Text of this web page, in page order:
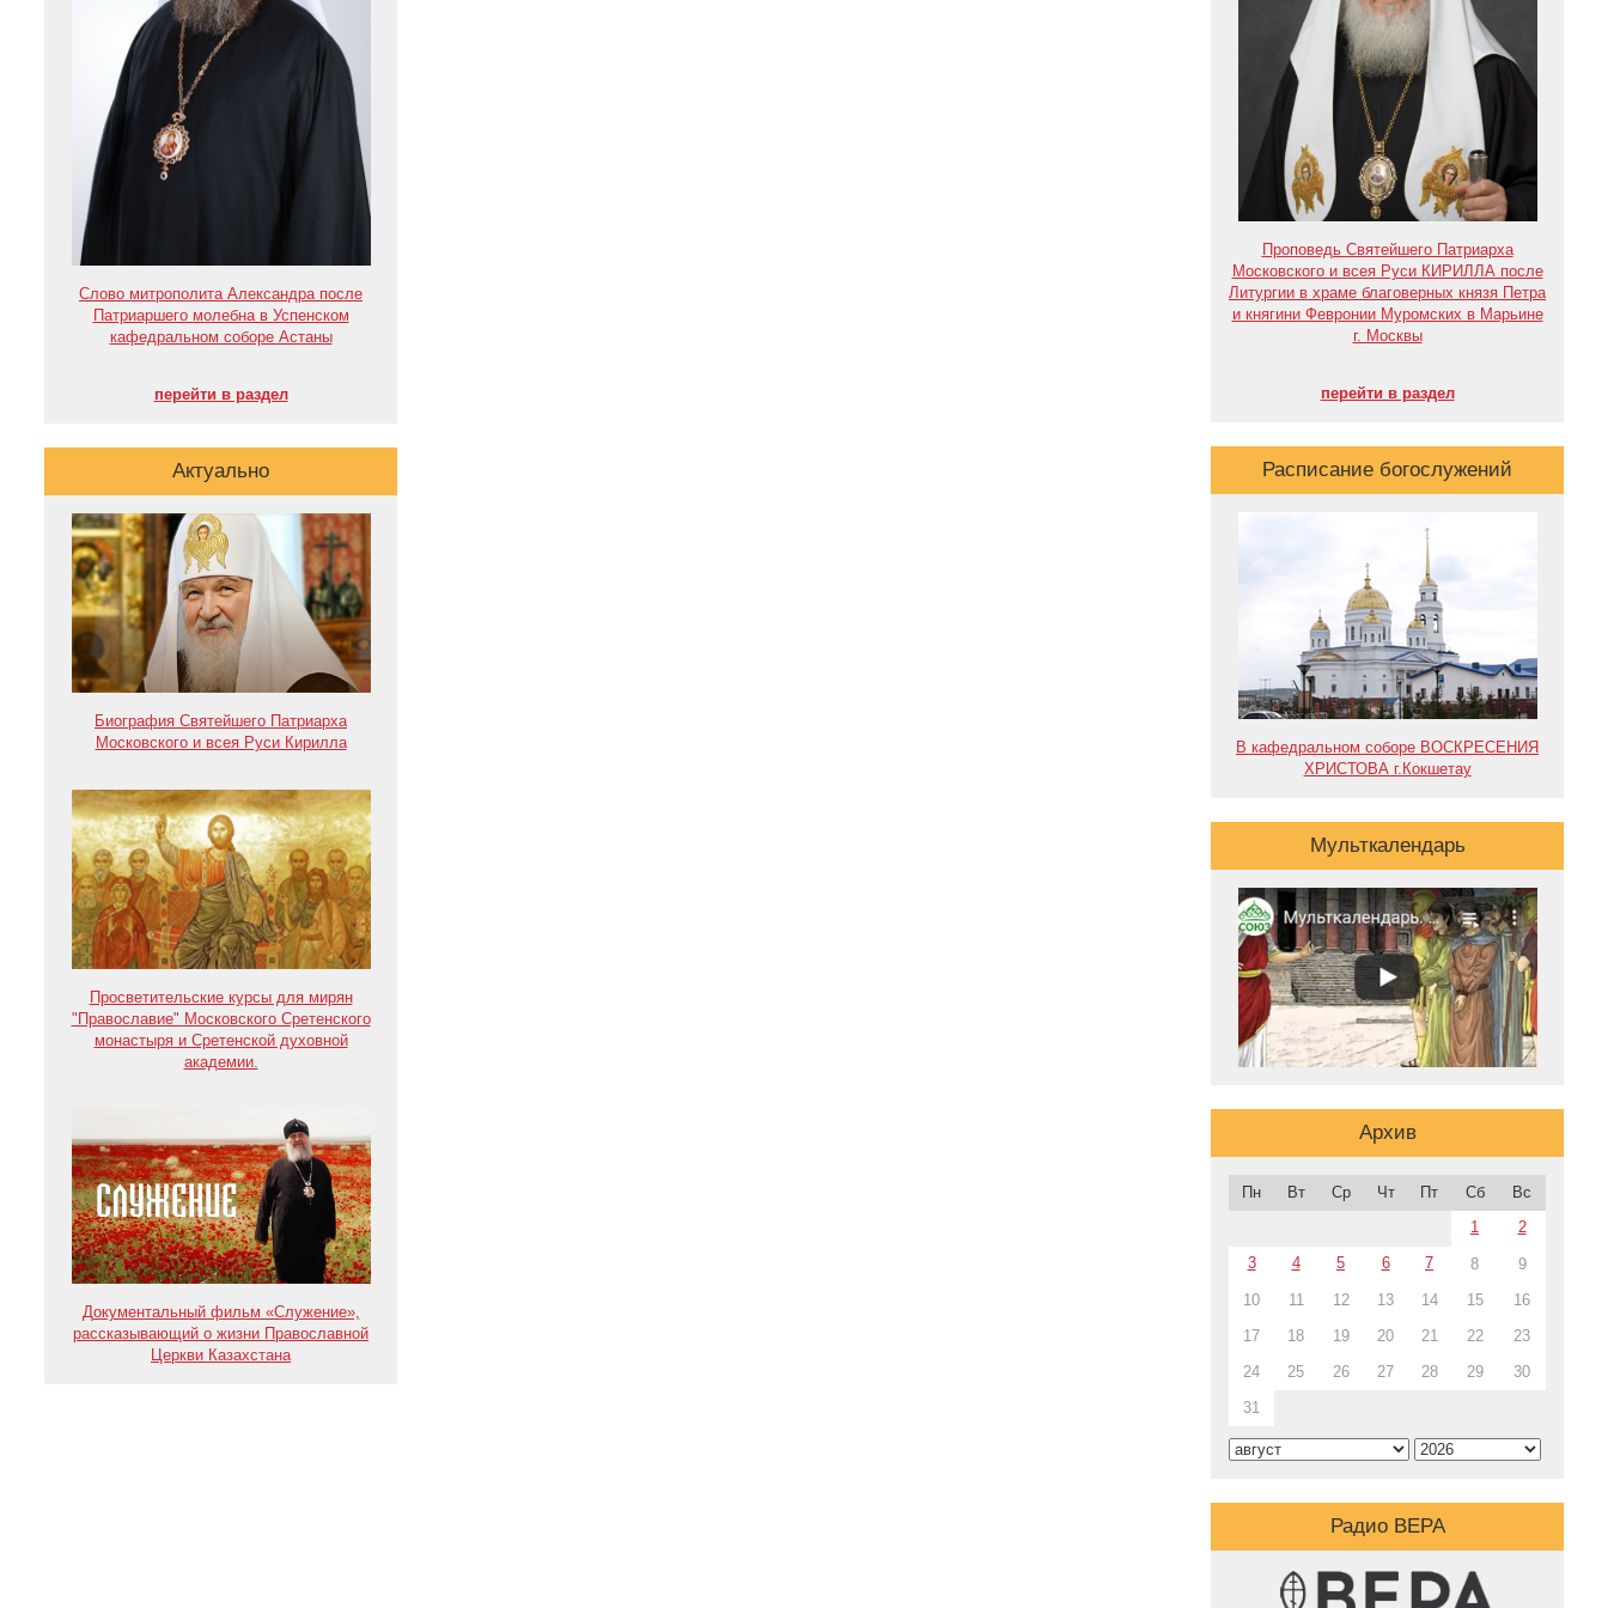
Слово митрополита Александра после
Патриаршего молебна в Успенском
кафедральном соборе Астаны
перейти в раздел
Актуально
Биография Святейшего Патриарха
Московского и всея Руси Кирилла
Просветительские курсы для мирян
"Православие" Московского Сретенского
монастыря и Сретенской духовной
академии.
Документальный фильм «Служение»,
рассказывающий о жизни Православной
Церкви Казахстана
Проповедь Святейшего Патриарха
Московского и всея Руси КИРИЛЛА после
Литургии в храме благоверных князя Петра
и княгини Февронии Муромских в Марьине
г. Москвы
перейти в раздел
Расписание богослужений
В кафедральном соборе ВОСКРЕСЕНИЯ
ХРИСТОВА г.Кокшетау
Мульткалендарь
Архив
Пн Вт Ср Чт Пт Сб
Вс
1
2
3
4 5 6 7 8
9
10
11 12 13 14 15
16
17
18 19 20 21 22
23
24
25 26 27 28 29
30
31
Радио ВЕРА